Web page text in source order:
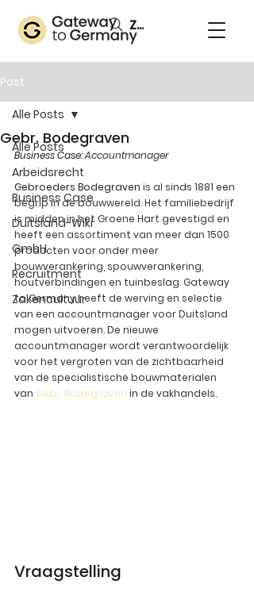
Zoeken
Post
Alle Posts
Arbeidsrecht
Business Case
Duitsland-Wiki
GmbH
Recruitment
Zakencultuur
Alle Posts
Gebr. Bodegraven
Business Case: Accountmanager
Gebroeders Bodegraven is al sinds 1881 een
begrip in de bouwwereld. Het familiebedrijf
is midden in het Groene Hart gevestigd en
heeft een assortiment van meer dan 1500
producten voor onder meer
bouwverankering, spouwverankering,
houtverbindingen en tuinbeslag. Gateway
to Germany heeft de werving en selectie
van een accountmanager voor Duitsland
mogen uitvoeren. De nieuwe
accountmanager wordt verantwoordelijk
voor het vergroten van de zichtbaarheid
van de specialistische bouwmaterialen
van Gebr. Bodegraven in de vakhandels.
Vraagstelling